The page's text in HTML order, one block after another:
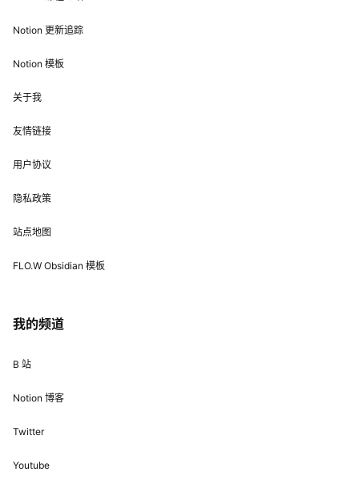
Notion 更新追踪
Notion 模板
关于我
友情链接
用户协议
隐私政策
站点地图
FLO.W Obsidian 模板
我的频道
B 站
Notion 博客
Twitter
Youtube